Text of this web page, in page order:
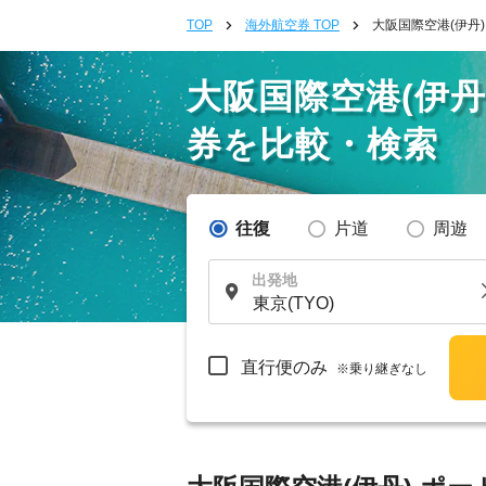
TOP 海外航空券 TOP 大阪国際空港(伊丹
大阪国際空港(伊
券を比較・検索
往復 片道 周遊
出発地
直行便のみ ※乗り継ぎなし